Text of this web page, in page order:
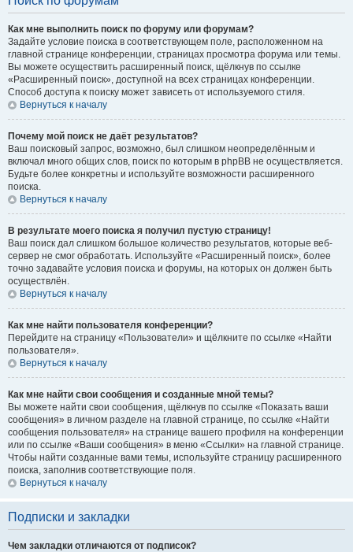
Как мне выполнить поиск по форуму или форумам?
Задайте условие поиска в соответствующем поле, расположенном на
главной странице конференции, страницах просмотра форума или темы.
Вы можете осуществить расширенный поиск, щёлкнув по ссылке
«Расширенный поиск», доступной на всех страницах конференции.
Способ доступа к поиску может зависеть от используемого стиля.
Вернуться к началу
Почему мой поиск не даёт результатов?
Ваш поисковый запрос, возможно, был слишком неопределённым и
включал много общих слов, поиск по которым в phpBB не осуществляется.
Будьте более конкретны и используйте возможности расширенного
поиска.
Вернуться к началу
В результате моего поиска я получил пустую страницу!
Ваш поиск дал слишком большое количество результатов, которые веб-
сервер не смог обработать. Используйте «Расширенный поиск», более
точно задавайте условия поиска и форумы, на которых он должен быть
осуществлён.
Вернуться к началу
Как мне найти пользователя конференции?
Перейдите на страницу «Пользователи» и щёлкните по ссылке «Найти
пользователя».
Вернуться к началу
Как мне найти свои сообщения и созданные мной темы?
Вы можете найти свои сообщения, щёлкнув по ссылке «Показать ваши
сообщения» в личном разделе на главной странице, по ссылке «Найти
сообщения пользователя» на странице вашего профиля на конференции
или по ссылке «Ваши сообщения» в меню «Ссылки» на главной странице.
Чтобы найти созданные вами темы, используйте страницу расширенного
поиска, заполнив соответствующие поля.
Вернуться к началу
Подписки и закладки
Чем закладки отличаются от подписок?